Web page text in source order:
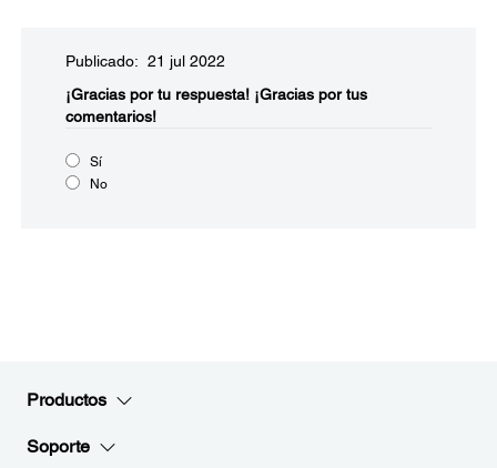
Publicado: 21 jul 2022
¡Gracias por tu respuesta! ¡Gracias por tus
comentarios!
Sí
No
Productos
Soporte